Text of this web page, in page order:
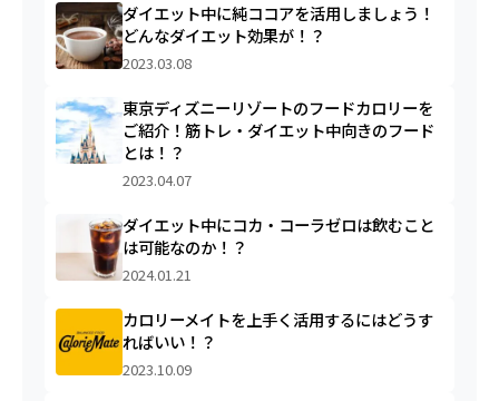
ダイエット中に純ココアを活用しましょう！
どんなダイエット効果が！？
2023.03.08
東京ディズニーリゾートのフードカロリーを
ご紹介！筋トレ・ダイエット中向きのフード
とは！？
2023.04.07
ダイエット中にコカ・コーラゼロは飲むこと
は可能なのか！？
2024.01.21
カロリーメイトを上手く活用するにはどうす
ればいい！？
2023.10.09